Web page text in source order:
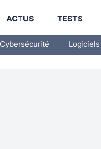
ACTUS TESTS
Cybersécurité